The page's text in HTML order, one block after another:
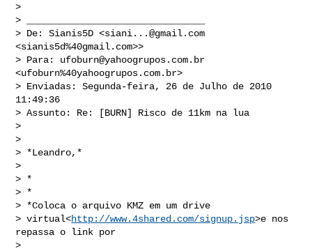
>
> ________________________________
> De: Sianis5D <siani...@gmail.com
<sianis5d%40gmail.com>>
> Para: ufoburn@yahoogrupos.com.br
<ufoburn%40yahoogrupos.com.br>
> Enviadas: Segunda-feira, 26 de Julho de 2010
11:49:36
> Assunto: Re: [BURN] Risco de 11km na lua
>
>
> *Leandro,*
>
> *
> *
> *Coloca o arquivo KMZ em um drive
> virtual<http://www.4shared.com/signup.jsp>e nos
repassa o link por
>